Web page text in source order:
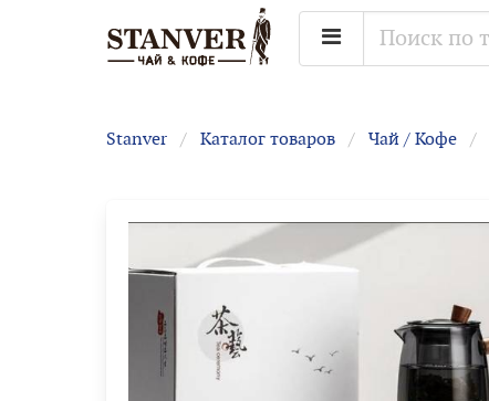
Stanver Каталог товаров Чай / Кофе